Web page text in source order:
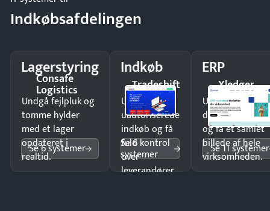
Indkøbsafdelingen
Lagerstyring
Consafe
Logistics
Undgå fejlpluk og
tomme hylder
med et lager
opdateret i
realtid.
Se 6 systemer
Indkøb
Tradeshift
Undgå
uautoriserede
indkøb og få
fuld kontrol
over
leverandører
Se 6
systemer
ERP
Xledger
Undgå
og få ét samlet
billede af hele
virksomheden.
Se 11 systemer